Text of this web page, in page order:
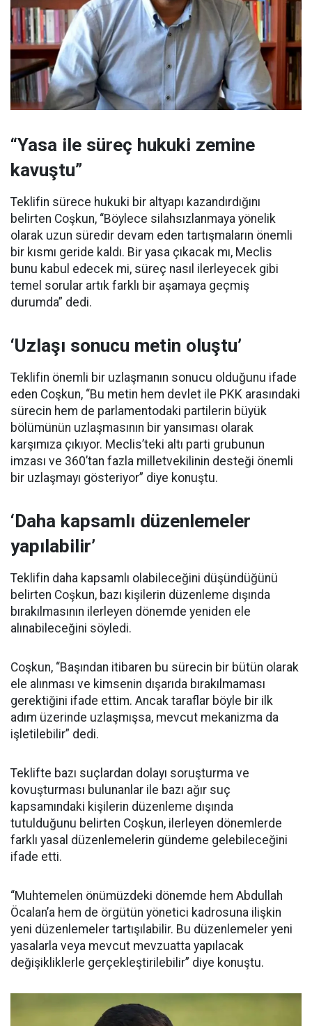
“Yasa ile süreç hukuki zemine
kavuştu”
Teklifin sürece hukuki bir altyapı kazandırdığını
belirten Coşkun, “Böylece silahsızlanmaya yönelik
olarak uzun süredir devam eden tartışmaların önemli
bir kısmı geride kaldı. Bir yasa çıkacak mı, Meclis
bunu kabul edecek mi, süreç nasıl ilerleyecek gibi
temel sorular artık farklı bir aşamaya geçmiş
durumda” dedi.
‘Uzlaşı sonucu metin oluştu’
Teklifin önemli bir uzlaşmanın sonucu olduğunu ifade
eden Coşkun, “Bu metin hem devlet ile PKK arasındaki
sürecin hem de parlamentodaki partilerin büyük
bölümünün uzlaşmasının bir yansıması olarak
karşımıza çıkıyor. Meclis’teki altı parti grubunun
imzası ve 360’tan fazla milletvekilinin desteği önemli
bir uzlaşmayı gösteriyor” diye konuştu.
‘Daha kapsamlı düzenlemeler
yapılabilir’
Teklifin daha kapsamlı olabileceğini düşündüğünü
belirten Coşkun, bazı kişilerin düzenleme dışında
bırakılmasının ilerleyen dönemde yeniden ele
alınabileceğini söyledi.
Coşkun, “Başından itibaren bu sürecin bir bütün olarak
ele alınması ve kimsenin dışarıda bırakılmaması
gerektiğini ifade ettim. Ancak taraflar böyle bir ilk
adım üzerinde uzlaşmışsa, mevcut mekanizma da
işletilebilir” dedi.
Teklifte bazı suçlardan dolayı soruşturma ve
kovuşturması bulunanlar ile bazı ağır suç
kapsamındaki kişilerin düzenleme dışında
tutulduğunu belirten Coşkun, ilerleyen dönemlerde
farklı yasal düzenlemelerin gündeme gelebileceğini
ifade etti.
“Muhtemelen önümüzdeki dönemde hem Abdullah
Öcalan’a hem de örgütün yönetici kadrosuna ilişkin
yeni düzenlemeler tartışılabilir. Bu düzenlemeler yeni
yasalarla veya mevcut mevzuatta yapılacak
değişikliklerle gerçekleştirilebilir” diye konuştu.